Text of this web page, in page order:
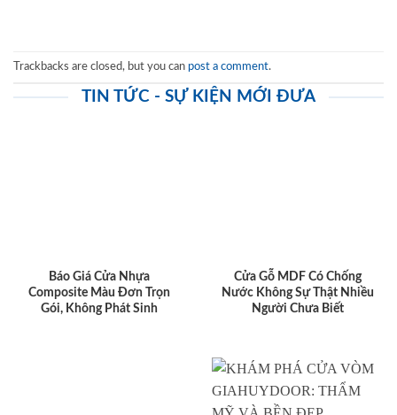
Trackbacks are closed, but you can post a comment.
TIN TỨC - SỰ KIỆN MỚI ĐƯA
Báo Giá Cửa Nhựa
Composite Màu Đơn Trọn
Gói, Không Phát Sinh
Cửa Gỗ MDF Có Chống
Nước Không Sự Thật Nhiều
Người Chưa Biết